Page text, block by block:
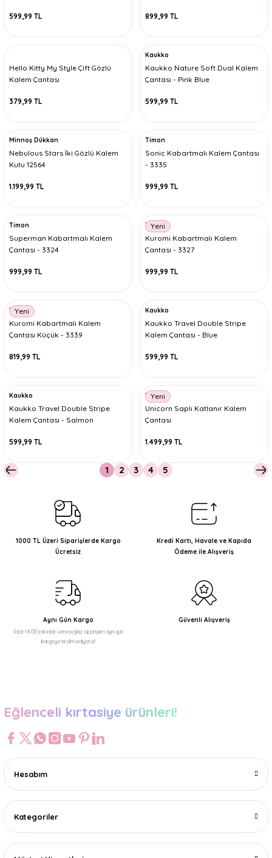
599,99 TL 899,99 TL
Hello Kitty My Style Çift Gözlü
Kalem Çantası
379,99 TL
Kaukko
Kaukko Nature Soft Dual Kalem
Çantası - Pink Blue
599,99 TL
Minnoş Dükkan
Nebulous Stars İki Gözlü Kalem
Kutu 12564
1.199,99 TL
Timon
Sonic Kabartmalı Kalem Çantası
- 3335
999,99 TL
Timon
Superman Kabartmalı Kalem
Çantası - 3324
999,99 TL
Yeni
Timon
Kuromi Kabartmalı Kalem
Çantası - 3327
999,99 TL
Yeni
Timon
Kuromi Kabartmalı Kalem
Çantası Küçük - 3339
819,99 TL
Kaukko
Kaukko Travel Double Stripe
Kalem Çantası - Blue
599,99 TL
Kaukko
Kaukko Travel Double Stripe
Kalem Çantası - Salmon
599,99 TL
Yeni
Taros
Unicorn Saplı Katlanır Kalem
Çantası
1.499,99 TL
1 2 3 4 5
1000 TL Üzeri Siparişlerde Kargo
Ücretsiz
Kredi Kartı, Havale ve Kapıda
Ödeme ile Alışveriş
Aynı Gün Kargo
Saat 14:00'e kadar vereceğiniz siparişleri aynı gün
kargoya teslim ediyoruz!
Güvenli Alışveriş
Eğlenceli kırtasiye ürünleri!
Hesabım
Kategoriler